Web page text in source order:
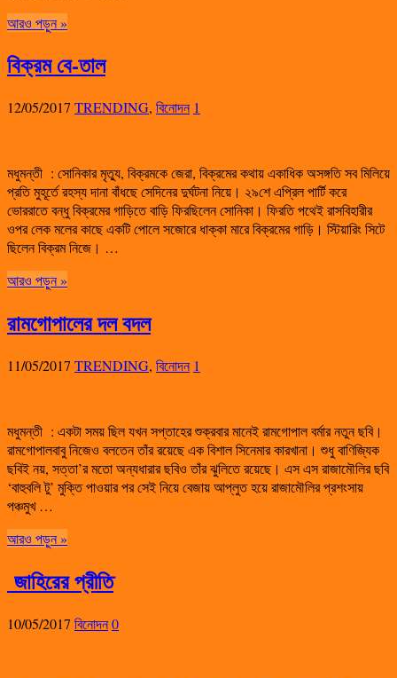
আরও পড়ুন »
বিক্রম বে-তাল
12/05/2017 TRENDING, বিনোদন 1
মধুমন্তী : সোনিকার মৃত্যু, বিক্রমকে জেরা, বিক্রমের কথায় একাধিক অসঙ্গতি সব মিলিয়ে
প্রতি মুহূর্তে রহস্য দানা বাঁধছে সেদিনের দুর্ঘটনা নিয়ে। ২৯শে এপ্রিল পার্টি করে
ভোররাতে বন্ধু বিক্রমের গাড়িতে বাড়ি ফিরছিলেন সোনিকা। ফিরতি পথেই রাসবিহারীর
ওপর লেক মলের কাছে একটি পোলে সজোরে ধাক্কা মারে বিক্রমের গাড়ি। স্টিয়ারিং সিটে
ছিলেন বিক্রম নিজে। …
আরও পড়ুন »
রামগোপালের দল বদল
11/05/2017 TRENDING, বিনোদন 1
মধুমন্তী : একটা সময় ছিল যখন সপ্তাহের শুক্রবার মানেই রামগোপাল বর্মার নতুন ছবি।
রামগোপালবাবু নিজেও বলতেন তাঁর রয়েছে এক বিশাল সিনেমার কারখানা। শুধু বাণিজ্যিক
ছবিই নয়, সত্তা’র মতো অন্যধারার ছবিও তাঁর ঝুলিতে রয়েছে। এস এস রাজামৌলির ছবি
‘বাহুবলি টু’ মুক্তি পাওয়ার পর সেই নিয়ে বেজায় আপ্লুত হয়ে রাজামৌলির প্রশংসায়
পঞ্চমুখ …
আরও পড়ুন »
জাহিরের প্রীতি
10/05/2017 বিনোদন0